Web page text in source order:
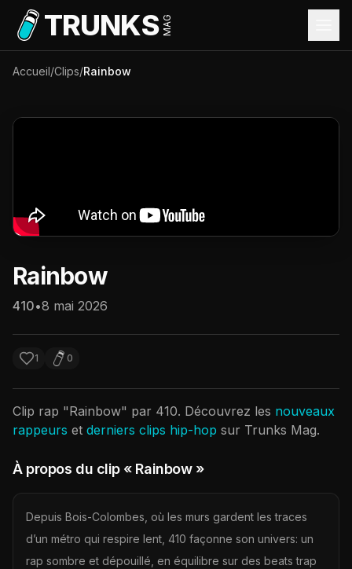
Aller au contenu principal
TRUNKSMAG
Accueil/Clips/Rainbow
Rainbow
410•8 mai 2026
1 0
Clip rap "Rainbow" par 410. Découvrez les nouveaux
rappeurs et derniers clips hip-hop sur Trunks Mag.
À propos du clip« Rainbow »
Depuis Bois-Colombes, où les murs gardent les traces
d’un métro qui respire lent, 410 façonne son univers: un
rap sombre et dépouillé, en équilibre sur des beats trap